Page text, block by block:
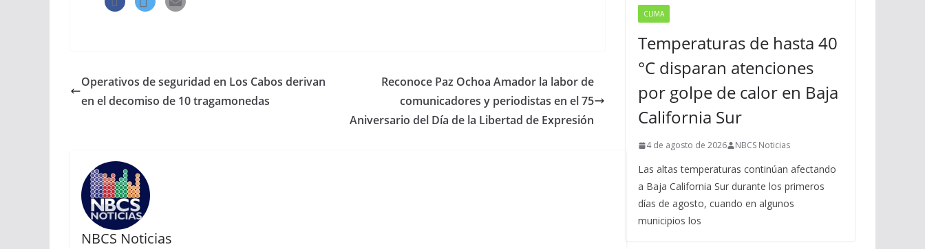
Operativos de seguridad en Los Cabos derivan
en el decomiso de 10 tragamonedas
Reconoce Paz Ochoa Amador la labor de
comunicadores y periodistas en el 75
Aniversario del Día de la Libertad de Expresión
NBCS Noticias
CLIMA
Temperaturas de hasta 40
°C disparan atenciones
por golpe de calor en Baja
California Sur
4 de agosto de 2026 NBCS Noticias
Las altas temperaturas continúan afectando
a Baja California Sur durante los primeros
días de agosto, cuando en algunos
municipios los